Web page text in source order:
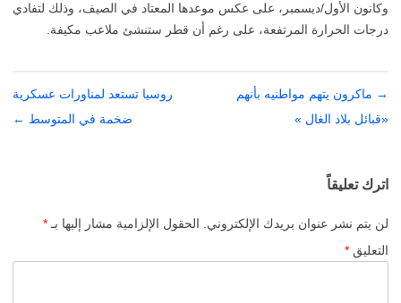
وكانون الأول/ديسمبر، على عكس موعدها المعتاد في الصيف، وذلك لتفادي
درجات الحرارة المرتفعة، على رغم أن قطر ستنشئ ملاعب مكيفة.
تصفّح
المقالات
→ ماكرون يتهم مواطنيه بأنهم
«قبائل بلاد الغال »
روسيا تستعد لمناورات عسكرية
ضخمة في المتوسط ←
اترك تعليقاً
لن يتم نشر عنوان بريدك الإلكتروني. الحقول الإلزامية مشار إليها بـ *
التعليق *